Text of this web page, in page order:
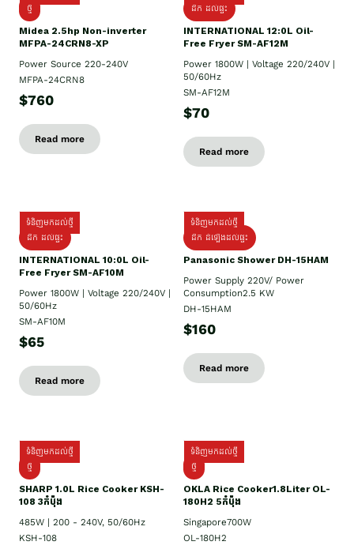
ថ្មី
Midea 2.5hp Non-inverter
MFPA-24CRN8-XP
Power Source 220-240V
MFPA-24CRN8
$760
Read more
ដឹក​ ដល់ផ្ទះ
INTERNATIONAL 12:0L Oil-
Free Fryer SM-AF12M
Power 1800W | Voltage 220/240V |
50/60Hz
SM-AF12M
$70
Read more
ទំនិញមកដល់ថ្មី
ដឹក ដល់ផ្ទះ
INTERNATIONAL 10:0L Oil-
Free Fryer SM-AF10M
Power 1800W | Voltage 220/240V |
50/60Hz
SM-AF10M
$65
Read more
ទំនិញមកដល់ថ្មី
ដឹក ដំឡើងដល់ផ្ទះ
Panasonic Shower DH-15HAM
Power Supply​ 220V/ Power
Consumption2.5 KW
DH-15HAM
$160
Read more
ទំនិញមកដល់ថ្មី
ថ្មី
SHARP 1.០L Rice Cooker KSH-
108 3កំប៉ុង
485W | 200 - 240V, 50/60Hz
KSH-108
ទំនិញមកដល់ថ្មី
ថ្មី
OKLA Rice Cooker1.8Liter OL-
180H2 5កំប៉ុង
Singapore700W
OL-180H2